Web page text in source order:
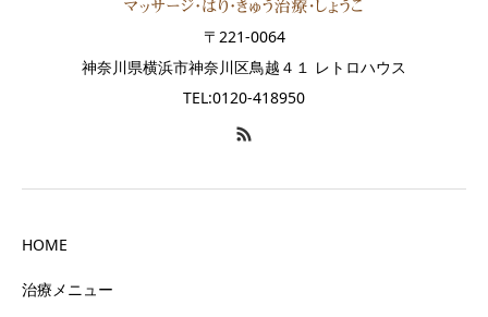
〒221-0064
神奈川県横浜市神奈川区鳥越４１ レトロハウス
TEL:0120-418950
HOME
治療メニュー